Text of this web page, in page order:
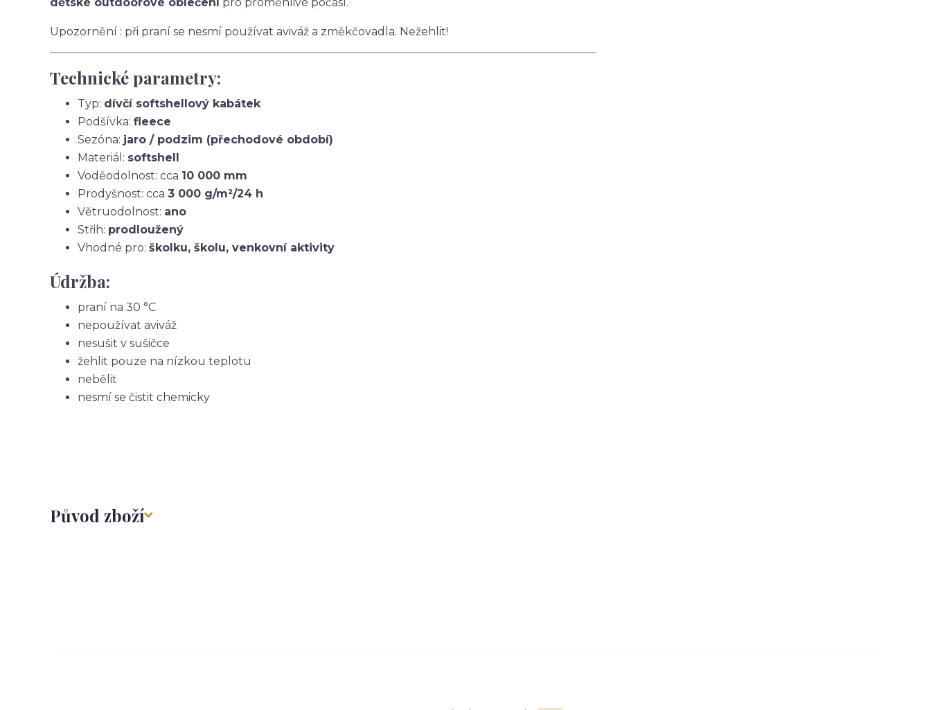
Upozornění : při praní se nesmí používat aviváž a změkčovadla. Nežehlit!
Technické parametry:
Typ: dívčí softshellový kabátek
Podšívka: fleece
Sezóna: jaro / podzim (přechodové období)
Materiál: softshell
Voděodolnost: cca 10 000 mm
Prodyšnost: cca 3 000 g/m²/24 h
Větruodolnost: ano
Střih: prodloužený
Vhodné pro: školku, školu, venkovní aktivity
Údržba:
praní na 30 °C
nepoužívat aviváž
nesušit v sušičce
žehlit pouze na nízkou teplotu
nebělit
nesmí se čistit chemicky
Původ zboží